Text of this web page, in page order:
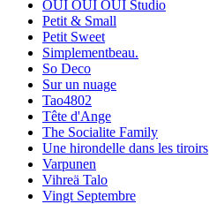
OUI OUI OUI Studio
Petit & Small
Petit Sweet
Simplementbeau.
So Deco
Sur un nuage
Tao4802
Tête d'Ange
The Socialite Family
Une hirondelle dans les tiroirs
Varpunen
Vihreä Talo
Vingt Septembre